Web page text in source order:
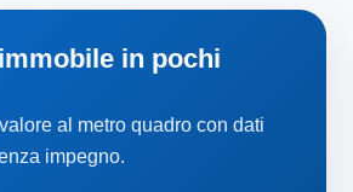
in pochi
al metro quadro con dati
impegno.